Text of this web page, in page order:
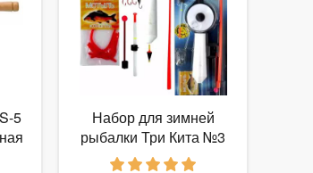
5
Набор для зимней
рыбалки Три Кита №3